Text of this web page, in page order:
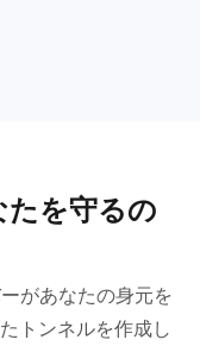
を守るの
があなたの身元を
トンネルを作成し